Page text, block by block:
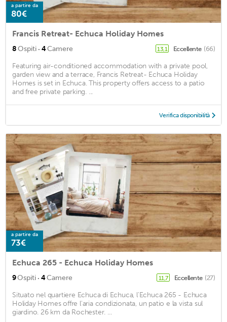
a partire da
80€
Francis Retreat- Echuca Holiday Homes
8Ospiti · 4Camere 13,1 Eccellente (66)
Featuring air-conditioned accommodation with a private pool,
garden view and a terrace, Francis Retreat- Echuca Holiday
Homes is set in Echuca. This property offers access to a patio
and free private parking. ...
Verifica disponibilità
a partire da
73€
Echuca 265 - Echuca Holiday Homes
9Ospiti · 4Camere 11,7 Eccellente (27)
Situato nel quartiere Echuca di Echuca, l'Echuca 265 - Echuca
Holiday Homes offre l'aria condizionata, un patio e la vista sul
giardino. 26 km da Rochester. ...